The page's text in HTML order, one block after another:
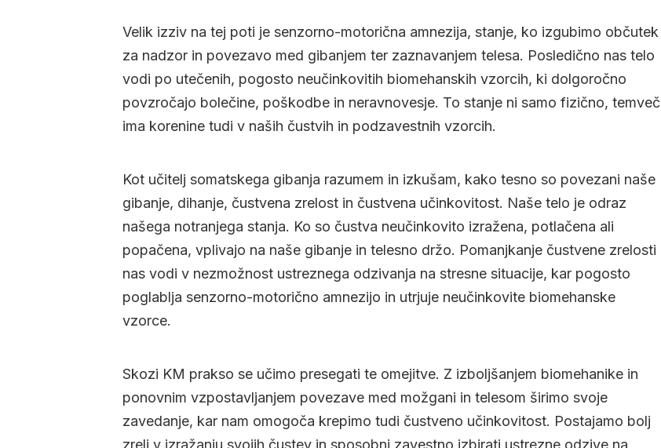
Velik izziv na tej poti je senzorno-motorična amnezija, stanje, ko izgubimo občutek
za nadzor in povezavo med gibanjem ter zaznavanjem telesa. Posledično nas telo
vodi po utečenih, pogosto neučinkovitih biomehanskih vzorcih, ki dolgoročno
povzročajo bolečine, poškodbe in neravnovesje. To stanje ni samo fizično, temveč
ima korenine tudi v naših čustvih in podzavestnih vzorcih.
Kot učitelj somatskega gibanja razumem in izkušam, kako tesno so povezani naše
gibanje, dihanje, čustvena zrelost in čustvena učinkovitost. Naše telo je odraz
našega notranjega stanja. Ko so čustva neučinkovito izražena, potlačena ali
popačena, vplivajo na naše gibanje in telesno držo. Pomanjkanje čustvene zrelosti
nas vodi v nezmožnost ustreznega odzivanja na stresne situacije, kar pogosto
poglablja senzorno-motorično amnezijo in utrjuje neučinkovite biomehanske
vzorce.
Skozi KM prakso se učimo presegati te omejitve. Z izboljšanjem biomehanike in
ponovnim vzpostavljanjem povezave med možgani in telesom širimo svoje
zavedanje, kar nam omogoča krepimo tudi čustveno učinkovitost. Postajamo bolj
zreli v izražanju svojih čustev in sposobni zavestno izbirati ustrezne odzive na